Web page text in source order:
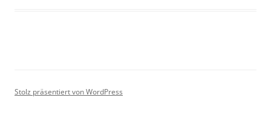
Stolz präsentiert von WordPress